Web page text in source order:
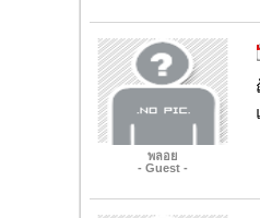
พลอย
- Guest -